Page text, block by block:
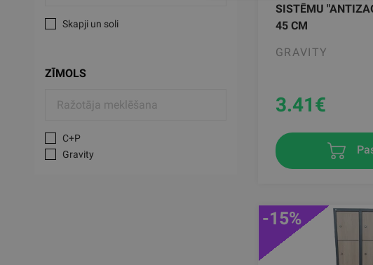
Skapji un soli
ZĪMOLS
C+P
Gravity
SISTĒMU
45 CM
GRAVITY
3.41€
-15%